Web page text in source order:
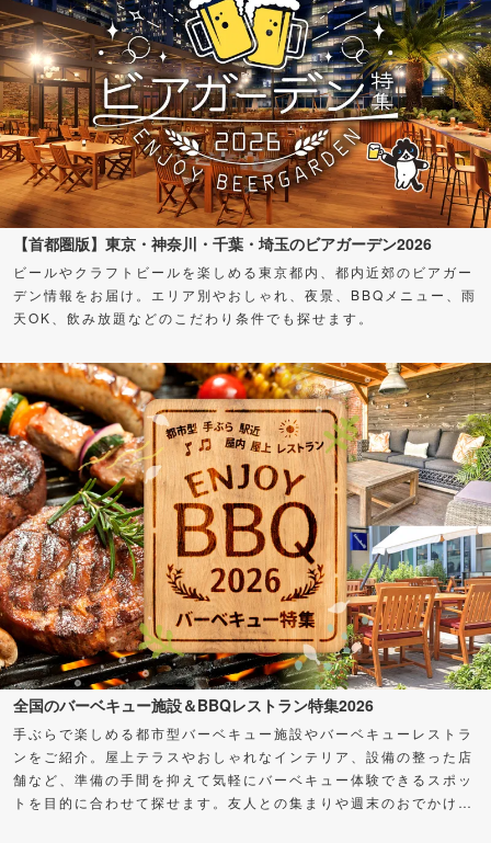
【首都圏版】東京・神奈川・千葉・埼玉のビアガーデン2026
ビールやクラフトビールを楽しめる東京都内、都内近郊のビアガー
デン情報をお届け。エリア別やおしゃれ、夜景、BBQメニュー、雨
天OK、飲み放題などのこだわり条件でも探せます。
全国のバーベキュー施設＆BBQレストラン特集2026
手ぶらで楽しめる都市型バーベキュー施設やバーベキューレストラ
ンをご紹介。屋上テラスやおしゃれなインテリア、設備の整った店
舗など、準備の手間を抑えて気軽にバーベキュー体験できるスポッ
トを目的に合わせて探せます。友人との集まりや週末のおでかけ